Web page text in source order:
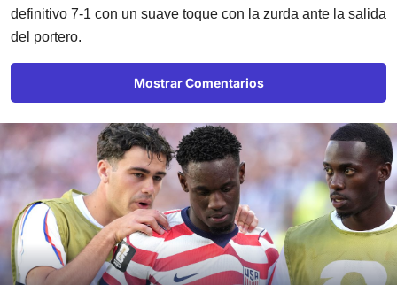
definitivo 7-1 con un suave toque con la zurda ante la salida
del portero.
Mostrar Comentarios